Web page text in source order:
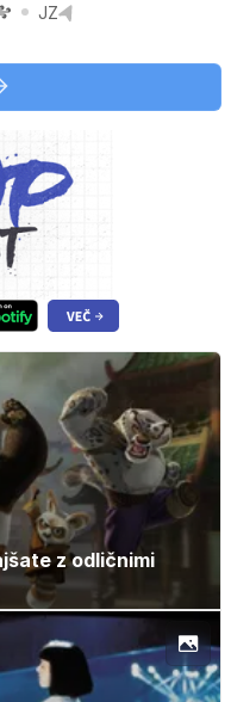
JZ
z odličnimi